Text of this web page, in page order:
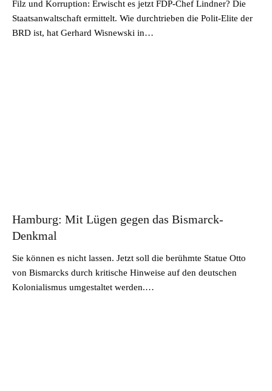
Filz und Korruption: Erwischt es jetzt FDP-Chef Lindner? Die
Staatsanwaltschaft ermittelt. Wie durchtrieben die Polit-Elite der
BRD ist, hat Gerhard Wisnewski in…
Hamburg: Mit Lügen gegen das Bismarck-
Denkmal
Sie können es nicht lassen. Jetzt soll die berühmte Statue Otto
von Bismarcks durch kritische Hinweise auf den deutschen
Kolonialismus umgestaltet werden.…